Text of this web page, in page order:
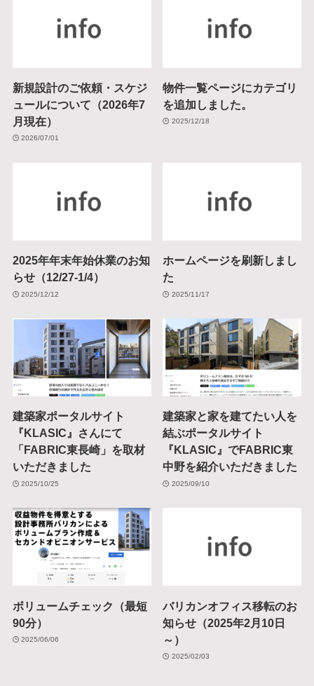
新規設計のご依頼・スケジ
ュールについて（2026年7
月現在）
2026/07/01
物件一覧ページにカテゴリ
を追加しました。
2025/12/18
2025年年末年始休業のお知
らせ（12/27-1/4）
2025/12/12
ホームページを刷新しまし
た
2025/11/17
建築家ポータルサイト
『KLASIC』さんにて
「FABRIC東長崎」を取材
いただきました
2025/10/25
建築家と家を建てたい人を
結ぶポータルサイト
『KLASIC』でFABRIC東
中野を紹介いただきました
2025/09/10
ボリュームチェック（最短
90分）
2025/06/06
バリカンオフィス移転のお
知らせ（2025年2月10日
～）
2025/02/03